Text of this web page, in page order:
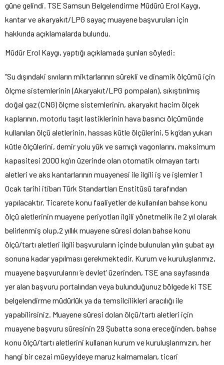
güne gelindi. TSE Samsun Belgelendirme Müdürü Erol Kaygı,
kantar ve akaryakıt/LPG sayaç muayene başvuruları için
hakkında açıklamalarda bulundu.
Müdür Erol Kaygı, yaptığı açıklamada şunları söyledi:
“Su dışındaki sıvıların miktarlarının sürekli ve dinamik ölçümü için
ölçme sistemlerinin (Akaryakıt/LPG pompaları), sıkıştırılmış
doğal gaz (CNG) ölçme sistemlerinin, akaryakıt hacim ölçek
kaplarının, motorlu taşıt lastiklerinin hava basıncı ölçümünde
kullanılan ölçü aletlerinin, hassas kütle ölçülerini, 5 kg’dan yukarı
kütle ölçülerini, demir yolu yük ve sarnıçlı vagonlarını, maksimum
kapasitesi 2000 kg’ın üzerinde olan otomatik olmayan tartı
aletleri ve aks kantarlarının muayenesi ile ilgili iş ve işlemler 1
Ocak tarihi itibarı Türk Standartları Enstitüsü tarafından
yapılacaktır. Ticarete konu faaliyetler de kullanılan bahse konu
ölçü aletlerinin muayene periyotları ilgili yönetmelik ile 2 yıl olarak
belirlenmiş olup,2 yıllık muayene süresi dolan bahse konu
ölçü/tartı aletleri ilgili başvuruların içinde bulunulan yılın şubat ayı
sonuna kadar yapılması gerekmektedir. Kurum ve kuruluşlarımız,
muayene başvurularını ‘e devlet’ üzerinden, TSE ana sayfasında
yer alan başvuru portalından veya bulunduğunuz bölgede ki TSE
belgelendirme müdürlük ya da temsilcilikleri aracılığı ile
yapabilirsiniz. Muayene süresi dolan ölçü/tartı aletleri için
muayene başvuru süresinin 29 Şubatta sona ereceğinden, bahse
konu ölçü/tartı aletlerini kullanan kurum ve kuruluşlarımızın, her
hangi bir cezai müeyyideye maruz kalmamaları, ticari